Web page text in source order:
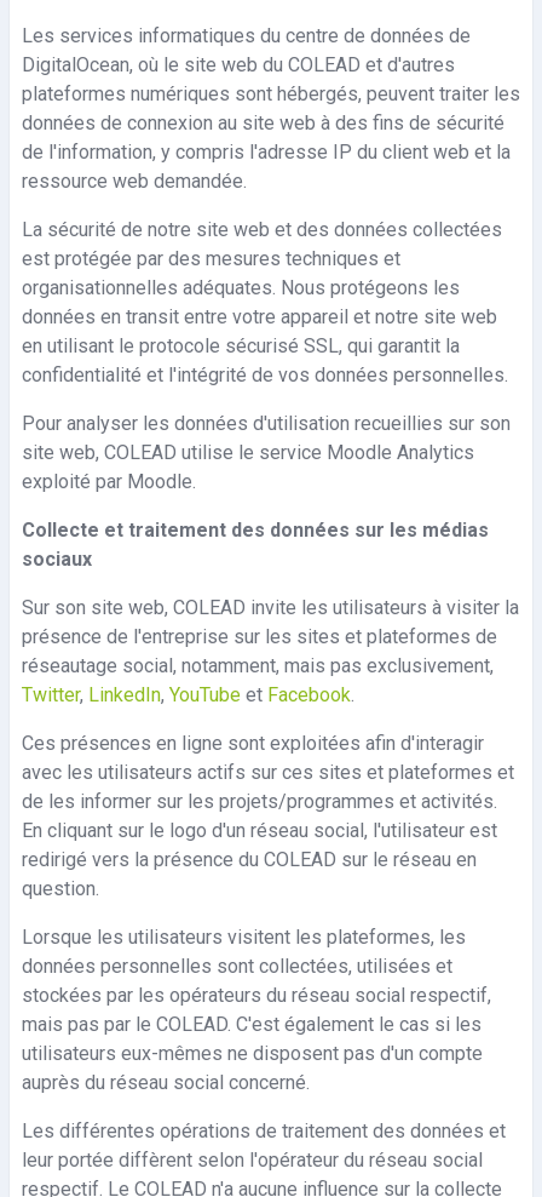
Les services informatiques du centre de données de
DigitalOcean, où le site web du COLEAD et d'autres
plateformes numériques sont hébergés, peuvent traiter les
données de connexion au site web à des fins de sécurité
de l'information, y compris l'adresse IP du client web et la
ressource web demandée.
La sécurité de notre site web et des données collectées
est protégée par des mesures techniques et
organisationnelles adéquates. Nous protégeons les
données en transit entre votre appareil et notre site web
en utilisant le protocole sécurisé SSL, qui garantit la
confidentialité et l'intégrité de vos données personnelles.
Pour analyser les données d'utilisation recueillies sur son
site web, COLEAD utilise le service Moodle Analytics
exploité par Moodle.
Collecte et traitement des données sur les médias
sociaux
Sur son site web, COLEAD invite les utilisateurs à visiter la
présence de l'entreprise sur les sites et plateformes de
réseautage social, notamment, mais pas exclusivement,
Twitter, LinkedIn, YouTube et Facebook.
Ces présences en ligne sont exploitées afin d'interagir
avec les utilisateurs actifs sur ces sites et plateformes et
de les informer sur les projets/programmes et activités.
En cliquant sur le logo d'un réseau social, l'utilisateur est
redirigé vers la présence du COLEAD sur le réseau en
question.
Lorsque les utilisateurs visitent les plateformes, les
données personnelles sont collectées, utilisées et
stockées par les opérateurs du réseau social respectif,
mais pas par le COLEAD. C'est également le cas si les
utilisateurs eux-mêmes ne disposent pas d'un compte
auprès du réseau social concerné.
Les différentes opérations de traitement des données et
leur portée diffèrent selon l'opérateur du réseau social
respectif. Le COLEAD n'a aucune influence sur la collecte